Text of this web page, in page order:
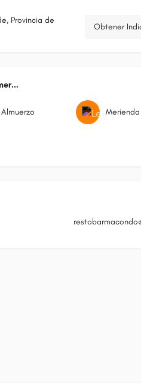
Provincia de
Obtener
Almuerzo Merienda